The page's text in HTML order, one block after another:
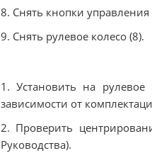
8. Снять кнопки управления
9. Снять рулевое колесо (8).
1. Установить на
зависимости от
2. Проверить
Руководства).